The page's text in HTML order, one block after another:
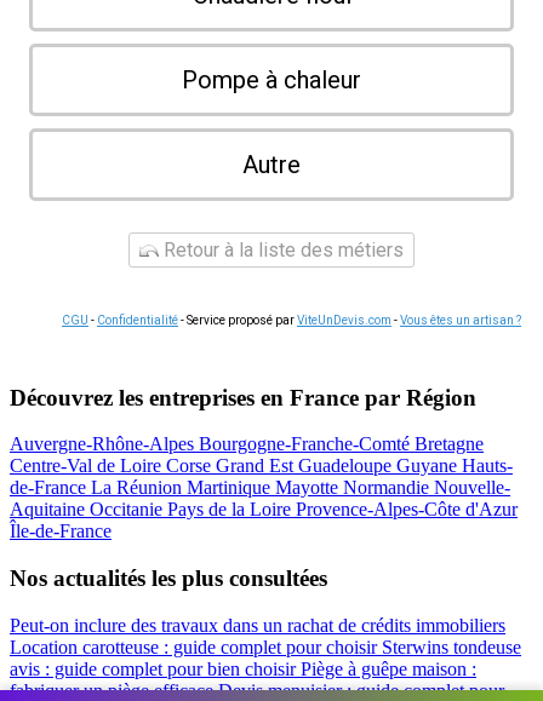
Pompe à chaleur
Autre
Retour à la liste des métiers
CGU - Confidentialité- Service proposé parViteUnDevis.com -Vous êtes un artisan ?
Découvrez les entreprises en France par Région
Auvergne-Rhône-Alpes Bourgogne-Franche-Comté Bretagne
Centre-Val de Loire Corse Grand EstGuadeloupe Guyane Hauts-
de-France La Réunion Martinique Mayotte Normandie Nouvelle-
Aquitaine Occitanie Pays de la Loire Provence-Alpes-Côte d'Azur
Île-de-France
Nos actualités les plus consultées
Peut-on inclure des travaux dans un rachat de crédits immobiliers
Location carotteuse : guide complet pour choisir Sterwins tondeuse
avis : guide complet pour bien choisirPiège à guêpe maison :
fabriquer un piège efficaceDevis menuisier : guide complet pour